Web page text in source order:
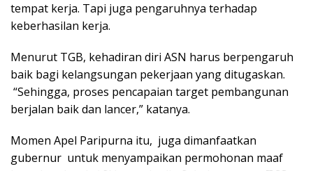
tempat kerja. Tapi juga pengaruhnya terhadap
keberhasilan kerja.
Menurut TGB, kehadiran diri ASN harus berpengaruh
baik bagi kelangsungan pekerjaan yang ditugaskan.
“Sehingga, proses pencapaian target pembangunan
berjalan baik dan lancer,” katanya.
Momen Apel Paripurna itu, juga dimanfaatkan
gubernur untuk menyampaikan permohonan maaf